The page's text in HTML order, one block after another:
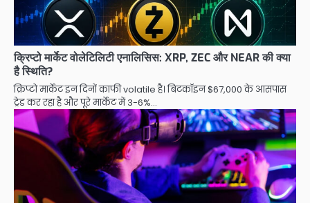
क्रिप्टो मार्केट वोलेटिलिटी एनालिसिस: XRP, ZEC और NEAR की क्या
है स्थिति?
क्रिप्टो मार्केट इन दिनों काफी volatile है। बिटकॉइन $67,000 के आसपास
ट्रेड कर रहा है और पूरे मार्केट में 3-6%…